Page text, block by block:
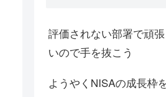
評価されない部署で頑
いので手を抜こう
ようやくNISAの成長枠